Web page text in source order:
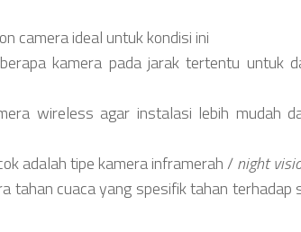
camera ideal untuk kondisi ini
kamera pada jarak tertentu untuk
wireless agar instalasi lebih mudah
adalah tipe kamera inframerah /night
tahan cuaca yang spesifik tahan terhadap